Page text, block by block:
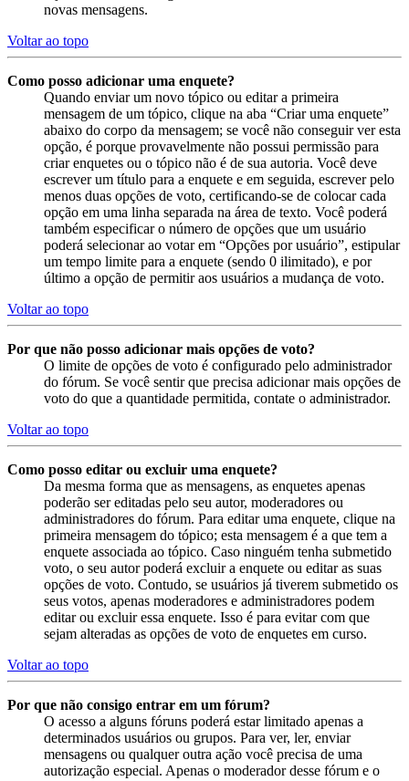
novas mensagens.
Voltar ao topo
Como posso adicionar uma enquete?
Quando enviar um novo tópico ou editar a primeira
mensagem de um tópico, clique na aba “Criar uma enquete”
abaixo do corpo da mensagem; se você não conseguir ver esta
opção, é porque provavelmente não possui permissão para
criar enquetes ou o tópico não é de sua autoria. Você deve
escrever um título para a enquete e em seguida, escrever pelo
menos duas opções de voto, certificando-se de colocar cada
opção em uma linha separada na área de texto. Você poderá
também especificar o número de opções que um usuário
poderá selecionar ao votar em “Opções por usuário”, estipular
um tempo limite para a enquete (sendo 0 ilimitado), e por
último a opção de permitir aos usuários a mudança de voto.
Voltar ao topo
Por que não posso adicionar mais opções de voto?
O limite de opções de voto é configurado pelo administrador
do fórum. Se você sentir que precisa adicionar mais opções de
voto do que a quantidade permitida, contate o administrador.
Voltar ao topo
Como posso editar ou excluir uma enquete?
Da mesma forma que as mensagens, as enquetes apenas
poderão ser editadas pelo seu autor, moderadores ou
administradores do fórum. Para editar uma enquete, clique na
primeira mensagem do tópico; esta mensagem é a que tem a
enquete associada ao tópico. Caso ninguém tenha submetido
voto, o seu autor poderá excluir a enquete ou editar as suas
opções de voto. Contudo, se usuários já tiverem submetido os
seus votos, apenas moderadores e administradores podem
editar ou excluir essa enquete. Isso é para evitar com que
sejam alteradas as opções de voto de enquetes em curso.
Voltar ao topo
Por que não consigo entrar em um fórum?
O acesso a alguns fóruns poderá estar limitado apenas a
determinados usuários ou grupos. Para ver, ler, enviar
mensagens ou qualquer outra ação você precisa de uma
autorização especial. Apenas o moderador desse fórum e o